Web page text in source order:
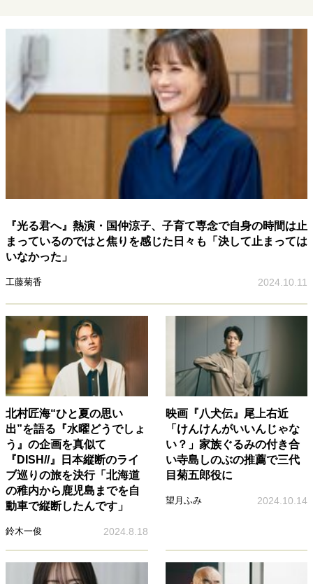
『光る君へ』熱演・国仲涼子、子育て専念で自身の時間は止
まっているのではと焦りを感じた日々も「決して止まっては
いなかった」
工藤菊香 2024.10.11
北村匠海“ひと夏の思い
出”を語る『水曜どうでしょ
う』の企画を真似て
『DISH//』日本縦断のライ
ブ巡りの旅を決行「北海道
の稚内から鹿児島までを自
動車で縦断したんです」
鈴木一俊 2024.8.18
映画『八犬伝』尾上右近
「けんけんがいいんじゃな
い？」家族ぐるみの付き合
い寺島しのぶの推薦で三代
目菊五郎役に
望月ふみ 2024.10.14